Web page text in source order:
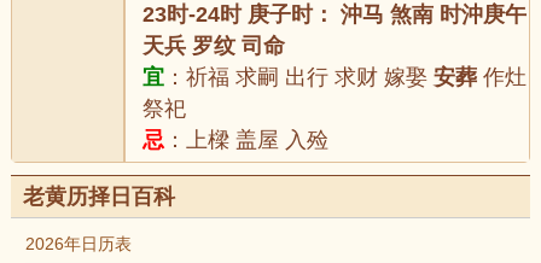
23时-24时 庚子时： 沖马 煞南 时沖庚午
天兵 罗纹 司命
宜 ：祈福 求嗣 出行 求财 嫁娶安葬 作灶
祭祀
忌 ：上樑 盖屋 入殓
老黄历择日百科
2026年日历表